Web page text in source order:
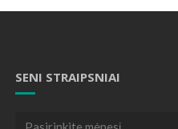
SENI STRAIPSNIAI
Seni